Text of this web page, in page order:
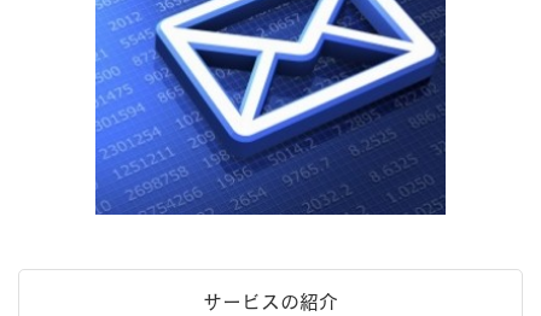
サービスの紹介